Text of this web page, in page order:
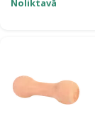
Noliktavā